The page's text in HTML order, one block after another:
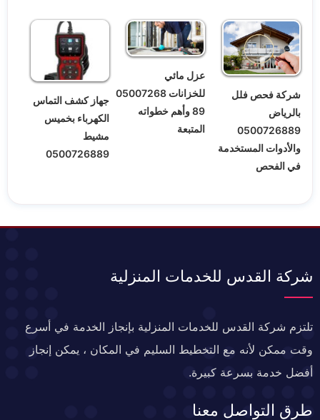
شركة فحص فلل
بالرياض
0500726889
والأدوات المستخدمة
في الفحص
عزل مائي
للخزانات 05007268
89 وأهم خطواته
المتبعة
جهاز كشف التماس
الكهرباء بخميس
مشيط
0500726889
شركة القدس للخدمات المنزلية
تلتزم شركة القدس للخدمات المنزلية بإنجاز الخدمة في أسرع
وقت ممكن لأنه مع التخطيط السليم في المكان ، يمكن إنجاز
أفضل خدمة بسرعة كبيرة.
طرق التواصل معنا